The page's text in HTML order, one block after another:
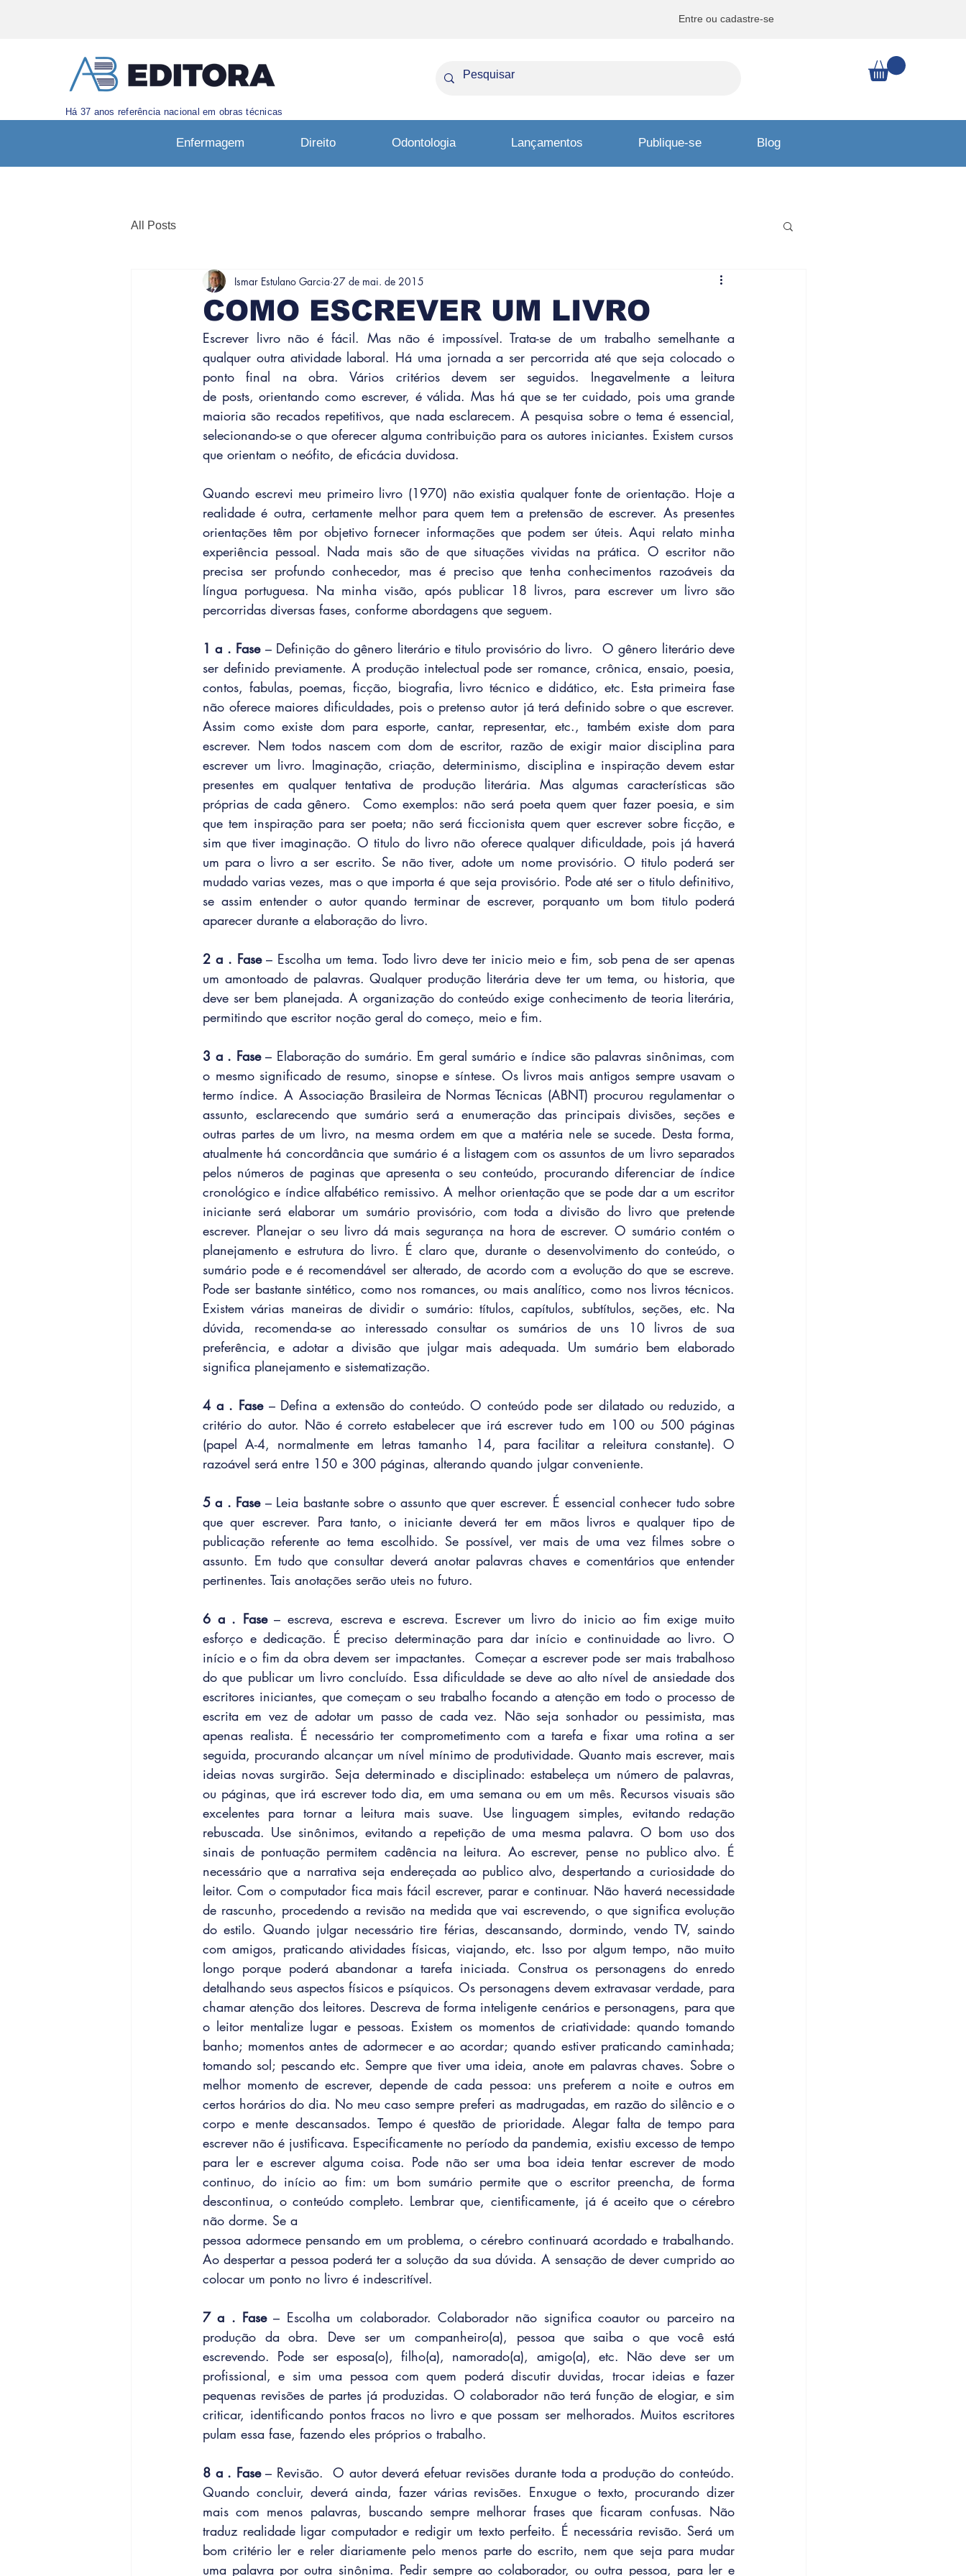
Entre ou cadastre-se
Há 37 anos referência nacional em obras técnicas
Enfermagem Direito Odontologia Lançamentos Publique-se Blog
All Posts
COMO ESCREVER UM LIVRO
Ismar Estulano Garcia 27 de mai. de 2015
Escrever livro não é fácil. Mas não é impossível. Trata-se de um trabalho semelhante a
qualquer outra atividade laboral. Há uma jornada a ser percorrida até que seja colocado o
ponto final na obra. Vários critérios devem ser seguidos. Inegavelmente a leitura
de posts, orientando como escrever, é válida. Mas há que se ter cuidado, pois uma grande
maioria são recados repetitivos, que nada esclarecem. A pesquisa sobre o tema é essencial,
selecionando-se o que oferecer alguma contribuição para os autores iniciantes. Existem cursos
que orientam o neófito, de eficácia duvidosa.
Quando escrevi meu primeiro livro (1970) não existia qualquer fonte de orientação. Hoje a
realidade é outra, certamente melhor para quem tem a pretensão de escrever. As presentes
orientações têm por objetivo fornecer informações que podem ser úteis. Aqui relato minha
experiência pessoal. Nada mais são de que situações vividas na prática. O escritor não
precisa ser profundo conhecedor, mas é preciso que tenha conhecimentos razoáveis da
língua portuguesa. Na minha visão, após publicar 18 livros, para escrever um livro são
percorridas diversas fases, conforme abordagens que seguem.
1 a . Fase – Definição do gênero literário e titulo provisório do livro.  O gênero literário deve
ser definido previamente. A produção intelectual pode ser romance, crônica, ensaio, poesia,
contos, fabulas, poemas, ficção, biografia, livro técnico e didático, etc. Esta primeira fase
não oferece maiores dificuldades, pois o pretenso autor já terá definido sobre o que escrever.
Assim como existe dom para esporte, cantar, representar, etc., também existe dom para
escrever. Nem todos nascem com dom de escritor, razão de exigir maior disciplina para
escrever um livro. Imaginação, criação, determinismo, disciplina e inspiração devem estar
presentes em qualquer tentativa de produção literária. Mas algumas características são
próprias de cada gênero.  Como exemplos: não será poeta quem quer fazer poesia, e sim
que tem inspiração para ser poeta; não será ficcionista quem quer escrever sobre ficção, e
sim que tiver imaginação. O titulo do livro não oferece qualquer dificuldade, pois já haverá
um para o livro a ser escrito. Se não tiver, adote um nome provisório. O titulo poderá ser
mudado varias vezes, mas o que importa é que seja provisório. Pode até ser o titulo definitivo,
se assim entender o autor quando terminar de escrever, porquanto um bom titulo poderá
aparecer durante a elaboração do livro.
2 a . Fase – Escolha um tema. Todo livro deve ter inicio meio e fim, sob pena de ser apenas
um amontoado de palavras. Qualquer produção literária deve ter um tema, ou historia, que
deve ser bem planejada. A organização do conteúdo exige conhecimento de teoria literária,
permitindo que escritor noção geral do começo, meio e fim.
3 a . Fase – Elaboração do sumário. Em geral sumário e índice são palavras sinônimas, com
o mesmo significado de resumo, sinopse e síntese. Os livros mais antigos sempre usavam o
termo índice. A Associação Brasileira de Normas Técnicas (ABNT) procurou regulamentar o
assunto, esclarecendo que sumário será a enumeração das principais divisões, seções e
outras partes de um livro, na mesma ordem em que a matéria nele se sucede. Desta forma,
atualmente há concordância que sumário é a listagem com os assuntos de um livro separados
pelos números de paginas que apresenta o seu conteúdo, procurando diferenciar de índice
cronológico e índice alfabético remissivo. A melhor orientação que se pode dar a um escritor
iniciante será elaborar um sumário provisório, com toda a divisão do livro que pretende
escrever. Planejar o seu livro dá mais segurança na hora de escrever. O sumário contém o
planejamento e estrutura do livro. É claro que, durante o desenvolvimento do conteúdo, o
sumário pode e é recomendável ser alterado, de acordo com a evolução do que se escreve.
Pode ser bastante sintético, como nos romances, ou mais analítico, como nos livros técnicos.
Existem várias maneiras de dividir o sumário: títulos, capítulos, subtítulos, seções, etc. Na
dúvida, recomenda-se ao interessado consultar os sumários de uns 10 livros de sua
preferência, e adotar a divisão que julgar mais adequada. Um sumário bem elaborado
significa planejamento e sistematização.
4 a . Fase – Defina a extensão do conteúdo. O conteúdo pode ser dilatado ou reduzido, a
critério do autor. Não é correto estabelecer que irá escrever tudo em 100 ou 500 páginas
(papel A-4, normalmente em letras tamanho 14, para facilitar a releitura constante). O
razoável será entre 150 e 300 páginas, alterando quando julgar conveniente.
5 a . Fase – Leia bastante sobre o assunto que quer escrever. É essencial conhecer tudo sobre
que quer escrever. Para tanto, o iniciante deverá ter em mãos livros e qualquer tipo de
publicação referente ao tema escolhido. Se possível, ver mais de uma vez filmes sobre o
assunto. Em tudo que consultar deverá anotar palavras chaves e comentários que entender
pertinentes. Tais anotações serão uteis no futuro.
6 a . Fase – escreva, escreva e escreva. Escrever um livro do inicio ao fim exige muito
esforço e dedicação. É preciso determinação para dar início e continuidade ao livro. O
início e o fim da obra devem ser impactantes.  Começar a escrever pode ser mais trabalhoso
do que publicar um livro concluído. Essa dificuldade se deve ao alto nível de ansiedade dos
escritores iniciantes, que começam o seu trabalho focando a atenção em todo o processo de
escrita em vez de adotar um passo de cada vez. Não seja sonhador ou pessimista, mas
apenas realista. É necessário ter comprometimento com a tarefa e fixar uma rotina a ser
seguida, procurando alcançar um nível mínimo de produtividade. Quanto mais escrever, mais
ideias novas surgirão. Seja determinado e disciplinado: estabeleça um número de palavras,
ou páginas, que irá escrever todo dia, em uma semana ou em um mês. Recursos visuais são
excelentes para tornar a leitura mais suave. Use linguagem simples, evitando redação
rebuscada. Use sinônimos, evitando a repetição de uma mesma palavra. O bom uso dos
sinais de pontuação permitem cadência na leitura. Ao escrever, pense no publico alvo. É
necessário que a narrativa seja endereçada ao publico alvo, despertando a curiosidade do
leitor. Com o computador fica mais fácil escrever, parar e continuar. Não haverá necessidade
de rascunho, procedendo a revisão na medida que vai escrevendo, o que significa evolução
do estilo. Quando julgar necessário tire férias, descansando, dormindo, vendo TV, saindo
com amigos, praticando atividades físicas, viajando, etc. Isso por algum tempo, não muito
longo porque poderá abandonar a tarefa iniciada. Construa os personagens do enredo
detalhando seus aspectos físicos e psíquicos. Os personagens devem extravasar verdade, para
chamar atenção dos leitores. Descreva de forma inteligente cenários e personagens, para que
o leitor mentalize lugar e pessoas. Existem os momentos de criatividade: quando tomando
banho; momentos antes de adormecer e ao acordar; quando estiver praticando caminhada;
tomando sol; pescando etc. Sempre que tiver uma ideia, anote em palavras chaves. Sobre o
melhor momento de escrever, depende de cada pessoa: uns preferem a noite e outros em
certos horários do dia. No meu caso sempre preferi as madrugadas, em razão do silêncio e o
corpo e mente descansados. Tempo é questão de prioridade. Alegar falta de tempo para
escrever não é justificava. Especificamente no período da pandemia, existiu excesso de tempo
para ler e escrever alguma coisa. Pode não ser uma boa ideia tentar escrever de modo
continuo, do início ao fim: um bom sumário permite que o escritor preencha, de forma
descontinua, o conteúdo completo. Lembrar que, cientificamente, já é aceito que o cérebro
não dorme. Se a
pessoa adormece pensando em um problema, o cérebro continuará acordado e trabalhando.
Ao despertar a pessoa poderá ter a solução da sua dúvida. A sensação de dever cumprido ao
colocar um ponto no livro é indescritível.
7 a . Fase – Escolha um colaborador. Colaborador não significa coautor ou parceiro na
produção da obra. Deve ser um companheiro(a), pessoa que saiba o que você está
escrevendo. Pode ser esposa(o), filho(a), namorado(a), amigo(a), etc. Não deve ser um
profissional, e sim uma pessoa com quem poderá discutir duvidas, trocar ideias e fazer
pequenas revisões de partes já produzidas. O colaborador não terá função de elogiar, e sim
criticar, identificando pontos fracos no livro e que possam ser melhorados. Muitos escritores
pulam essa fase, fazendo eles próprios o trabalho.
8 a . Fase – Revisão.  O autor deverá efetuar revisões durante toda a produção do conteúdo.
Quando concluir, deverá ainda, fazer várias revisões. Enxugue o texto, procurando dizer
mais com menos palavras, buscando sempre melhorar frases que ficaram confusas. Não
traduz realidade ligar computador e redigir um texto perfeito. É necessária revisão. Será um
bom critério ler e reler diariamente pelo menos parte do escrito, nem que seja para mudar
uma palavra por outra sinônima. Pedir sempre ao colaborador, ou outra pessoa, para ler e